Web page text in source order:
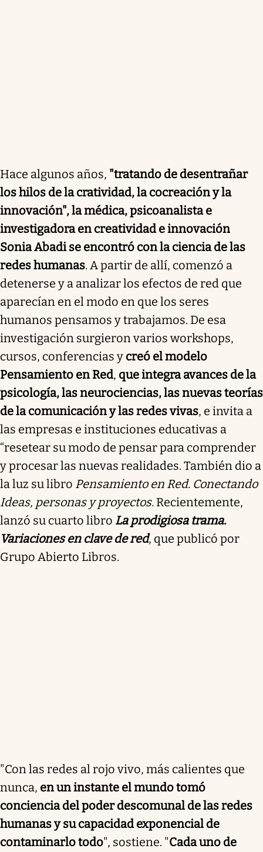
Hace algunos años, "tratando de desentrañar
los hilos de la cratividad, la cocreación y la
innovación", la médica, psicoanalista e
investigadora en creatividad e innovación
Sonia Abadi se encontró con la ciencia de las
redes humanas. A partir de allí, comenzó a
detenerse y a analizar los efectos de red que
aparecían en el modo en que los seres
humanos pensamos y trabajamos. De esa
investigación surgieron varios workshops,
cursos, conferencias y creó el modelo
Pensamiento en Red, que integra avances de la
psicología, las neurociencias, las nuevas teorías
de la comunicación y las redes vivas, e invita a
las empresas e instituciones educativas a
“resetear su modo de pensar para comprender
y procesar las nuevas realidades. También dio a
la luz su libro Pensamiento en Red. Conectando
Ideas, personas y proyectos. Recientemente,
lanzó su cuarto libro La prodigiosa trama.
Variaciones en clave de red, que publicó por
Grupo Abierto Libros.
"Con las redes al rojo vivo, más calientes que
nunca, en un instante el mundo tomó
conciencia del poder descomunal de las redes
humanas y su capacidad exponencial de
contaminarlo todo", sostiene. "Cada uno de